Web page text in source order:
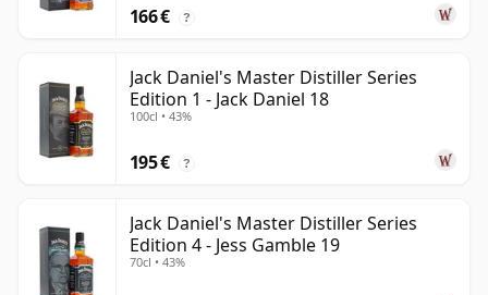
166 € ?
Jack Daniel's Master Distiller Series
Edition 1 - Jack Daniel 18
100cl • 43%
195 € ?
Jack Daniel's Master Distiller Series
Edition 4 - Jess Gamble 19
70cl • 43%